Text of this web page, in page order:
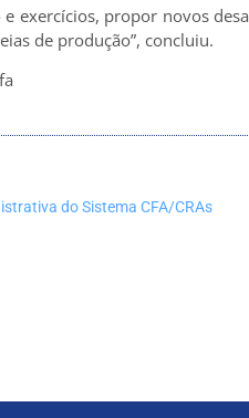
exercícios, propor novos
de produção”, concluiu.
do Sistema CFA/CRAs